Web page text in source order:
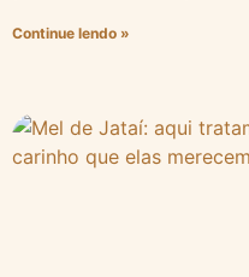
Continue lendo »